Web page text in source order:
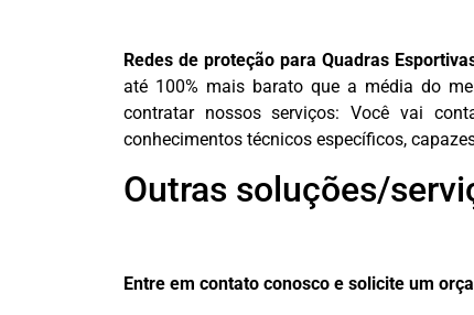
Redes de proteção para Quadras
até 100% mais barato que a média do
contratar nossos serviços: Você vai
conhecimentos técnicos específicos,
Outras soluções/
Entre em contato conosco e solicite um